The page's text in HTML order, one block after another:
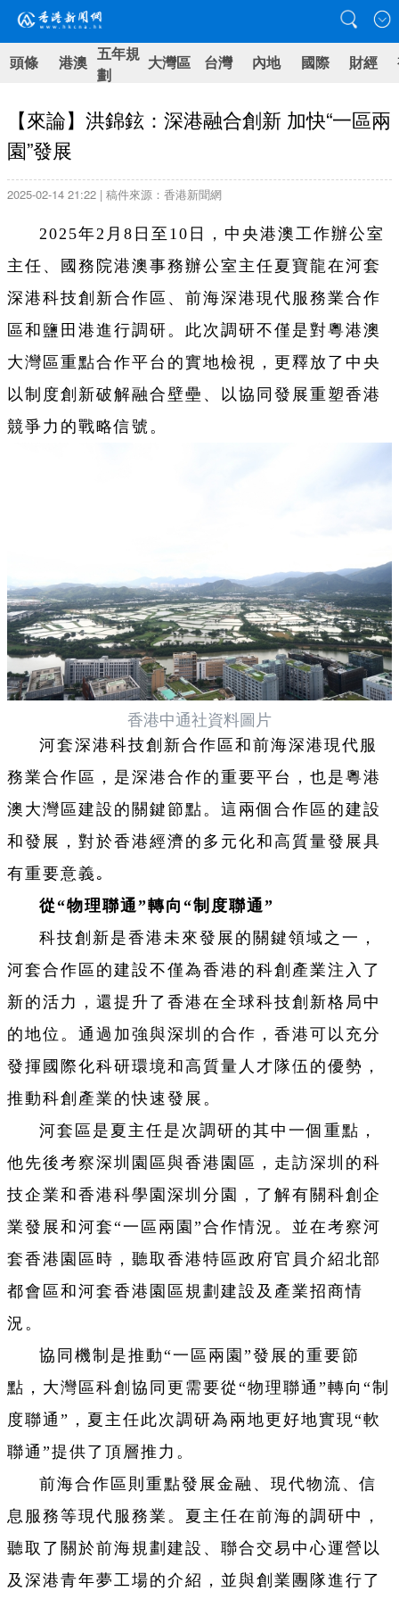
頭條 港澳 五年規
劃
大灣區 台灣 內地 國際 財經
【來論】洪錦鉉：深港融合創新 加快“一區兩
園”發展
2025-02-14 21:22 | 稿件來源：香港新聞網
2025年2月8日至10日，中央港澳工作辦公室
主任、國務院港澳事務辦公室主任夏寶龍在河套
深港科技創新合作區、前海深港現代服務業合作
區和鹽田港進行調研。此次調研不僅是對粵港澳
大灣區重點合作平台的實地檢視，更釋放了中央
以制度創新破解融合壁壘、以協同發展重塑香港
競爭力的戰略信號。
香港中通社資料圖片
河套深港科技創新合作區和前海深港現代服
務業合作區，是深港合作的重要平台，也是粵港
澳大灣區建設的關鍵節點。這兩個合作區的建設
和發展，對於香港經濟的多元化和高質量發展具
有重要意義｡
從“物理聯通”轉向“制度聯通”
科技創新是香港未來發展的關鍵領域之一，
河套合作區的建設不僅為香港的科創產業注入了
新的活力，還提升了香港在全球科技創新格局中
的地位。通過加強與深圳的合作，香港可以充分
發揮國際化科研環境和高質量人才隊伍的優勢，
推動科創產業的快速發展。
河套區是夏主任是次調研的其中一個重點，
他先後考察深圳園區與香港園區，走訪深圳的科
技企業和香港科學園深圳分園，了解有關科創企
業發展和河套“一區兩園”合作情況。並在考察河
套香港園區時，聽取香港特區政府官員介紹北部
都會區和河套香港園區規劃建設及產業招商情
況。
協同機制是推動“一區兩園”發展的重要節
點，大灣區科創協同更需要從“物理聯通”轉向“制
度聯通”，夏主任此次調研為兩地更好地實現“軟
聯通”提供了頂層推力。
前海合作區則重點發展金融、現代物流、信
息服務等現代服務業。夏主任在前海的調研中，
聽取了關於前海規劃建設、聯合交易中心運營以
及深港青年夢工場的介紹，並與創業團隊進行了